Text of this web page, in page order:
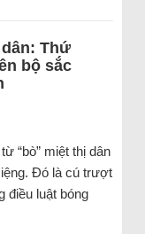
Thứ
bộ sắc
“bò” miệt thị dân
Đó là cú trượt
điều luật bóng